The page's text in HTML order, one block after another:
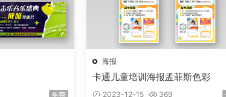
免费
海报
卡通儿童培训海报孟菲斯色彩
2023-12-15 369